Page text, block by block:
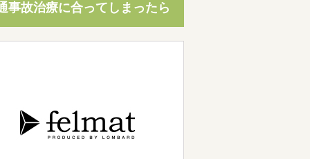
事故治療に合ってしまったら